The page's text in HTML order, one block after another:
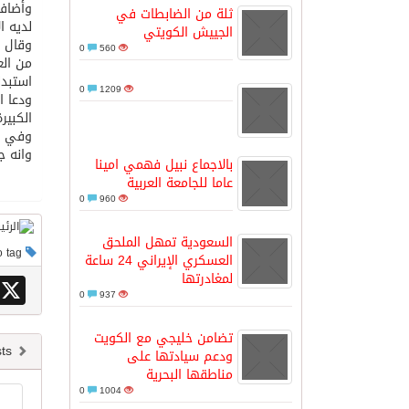
مدينة الملك سلمان للطاقة
كسوة الكعبة تعتلي البيت العتيق
“سبيس إكس” تطلق 24 قمرًا صناعيًا جديدًا إلى الفضاء
ثلة من الضابطات في
الجييش الكويتي
560
1209
بالاجماع نبيل فهمي امينا
عاما للجامعة العربية
960
السعودية تمهل الملحق
العسكري الإيراني 24 ساعة
لمغادرتها
937
تضامن خليجي مع الكويت
ودعم سيادتها على
مناطقها البحرية
1004
لديه
من
ودعا
وفي
وانه
X